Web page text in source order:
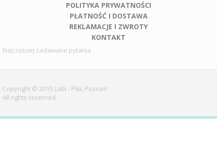
POLITYKA PRYWATNOŚCI
PŁATNOŚĆ I DOSTAWA
REKLAMACJE I ZWROTY
KONTAKT
Najczęściej zadawane pytania
Copyright © 2015 Labi - Piła, Poznań
All rights reserved